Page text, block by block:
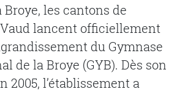
les cantons de
lancent officiellement
du Gymnase
de la Broye (GYB). Dès son
2005, l’établissement a